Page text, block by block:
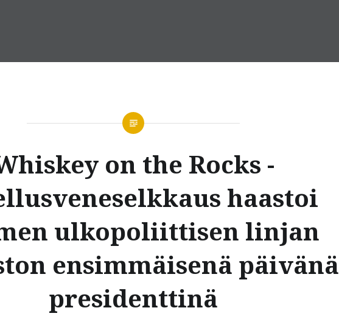
on the Rocks -
haastoi
ulkopoliittisen linjan
ensimmäisenä päivänä
presidenttinä